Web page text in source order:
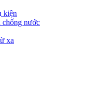
kiện
chống nước
xa